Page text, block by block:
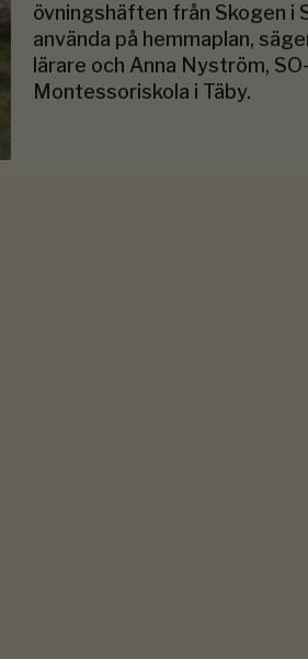
övningshäften från Skogen i
använda på hemmaplan,
lärare och Anna Nyström,
Montessoriskola i Täby.